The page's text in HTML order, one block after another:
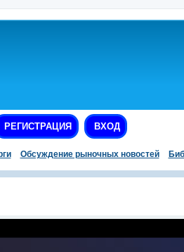
РЕГИСТРАЦИЯ ВХОД
Обсуждение рыночных новостей